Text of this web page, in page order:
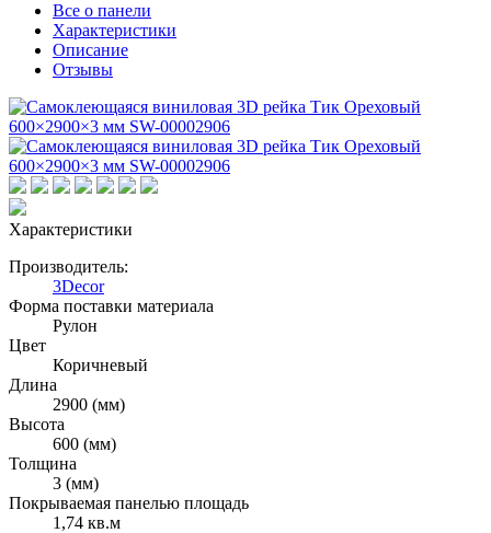
Все о панели
Характеристики
Описание
Отзывы
Характеристики
Производитель:
3Decor
Форма поставки материала
Рулон
Цвет
Коричневый
Длина
2900 (мм)
Высота
600 (мм)
Толщина
3 (мм)
Покрываемая панелью площадь
1,74 кв.м